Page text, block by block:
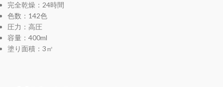
完全乾燥：24時間
色数：142色
圧力：高圧
容量：400ml
塗り面積：3㎡